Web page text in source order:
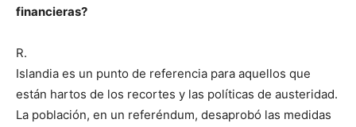
financieras?
R.
Islandia es un punto de referencia para aquellos que
están hartos de los recortes y las políticas de austeridad.
La población, en un referéndum, desaprobó las medidas